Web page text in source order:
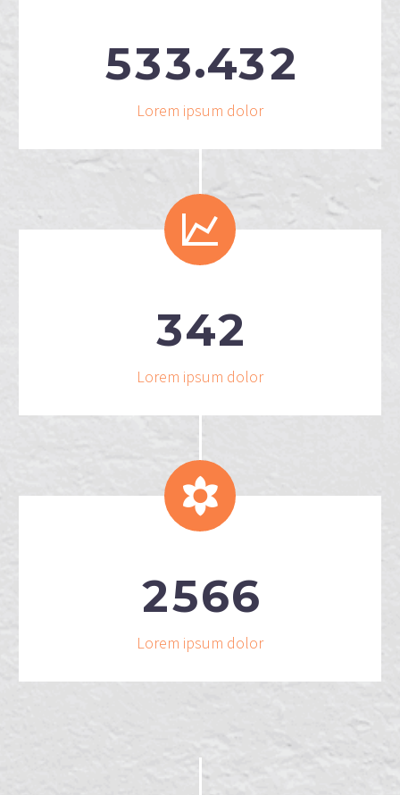
533.432
Lorem ipsum dolor


342
Lorem ipsum dolor


2566
Lorem ipsum dolor